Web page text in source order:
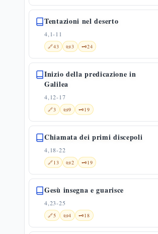
Tentazioni nel deserto
4,1-11
🔗43 📜3 🗝️24
Inizio della predicazione in
Galilea
4,12-17
🔗3 📜9 🗝️19
Chiamata dei primi discepoli
4,18-22
🔗13 📜2 🗝️19
Gesù insegna e guarisce
4,23-25
🔗5 📜4 🗝️18